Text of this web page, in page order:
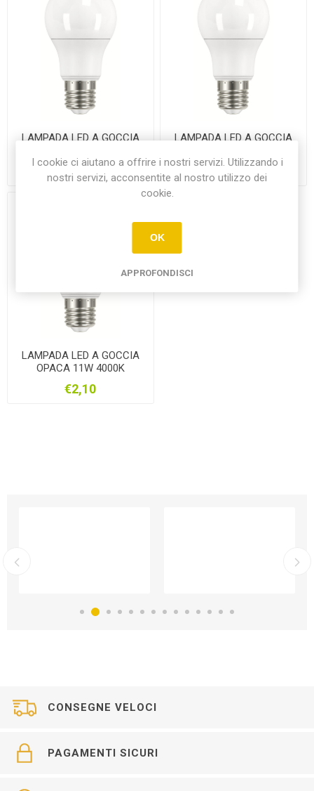
LAMPADA LED A GOCCIA
€2,10
LAMPADA LED A GOCCIA
€2,10
LAMPADA LED A GOCCIA
OPACA 11W 4000K
€2,10
CONSEGNE VELOCI
PAGAMENTI SICURI
I cookie ci aiutano a offrire i nostri servizi. Utilizzando i
nostri servizi, acconsentite al nostro utilizzo dei
cookie.
OK
APPROFONDISCI